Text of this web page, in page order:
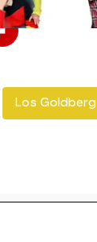
Flipboard
Los Goldberg